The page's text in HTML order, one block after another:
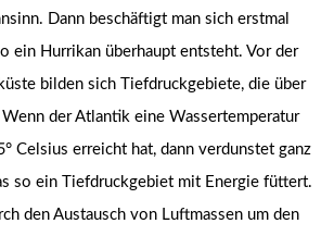
Dann beschäftigt man sich erstmal
ein Hurrikan überhaupt entsteht. Vor der
bilden sich Tiefdruckgebiete, die über
der Atlantik eine Wassertemperatur
Celsius erreicht hat, dann verdunstet ganz
so ein Tiefdruckgebiet mit Energie füttert.
den Austausch von Luftmassen um den